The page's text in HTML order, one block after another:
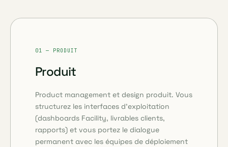
01 — PRODUIT
Produit
Product management et design produit. Vous
structurez les interfaces d'exploitation
(dashboards Facility, livrables clients,
rapports) et vous portez le dialogue
permanent avec les équipes de déploiement